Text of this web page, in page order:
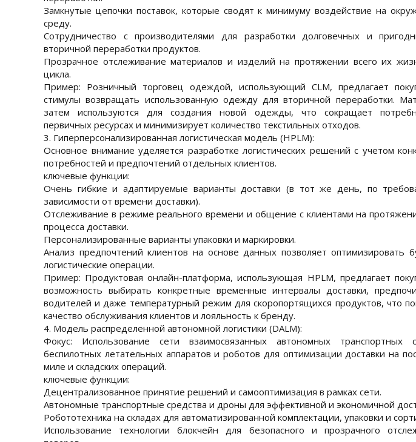
Замкнутые цепочки поставок, которые сводят к минимуму воздействие на
среду.
Сотрудничество с производителями для разработки долговечных и
вторичной переработки продуктов.
Прозрачное отслеживание материалов и изделий на протяжении всего их
цикла.
Пример: Розничный торговец одеждой, использующий CLM, предлагает
стимулы возвращать использованную одежду для вторичной переработки.
затем используются для создания новой одежды, что сокращает
первичных ресурсах и минимизирует количество текстильных отходов.
3. Гиперперсонализированная логистическая модель (HPLM):
Основное внимание уделяется разработке логистических решений с учетом
потребностей и предпочтений отдельных клиентов.
ключевые функции:
Очень гибкие и адаптируемые варианты доставки (в тот же день, по
зависимости от времени доставки).
Отслеживание в режиме реального времени и общение с клиентами на
процесса доставки.
Персонализированные варианты упаковки и маркировки.
Анализ предпочтений клиентов на основе данных позволяет оптимизировать
логистические операции.
Пример: Продуктовая онлайн-платформа, использующая HPLM, предлагает
возможность выбирать конкретные временные интервалы доставки,
водителей и даже температурный режим для скоропортящихся продуктов, что
качество обслуживания клиентов и лояльность к бренду.
4. Модель распределенной автономной логистики (DALM):
Фокус: Использование сети взаимосвязанных автономных транспортных
беспилотных летательных аппаратов и роботов для оптимизации доставки на
миле и складских операций.
ключевые функции:
Децентрализованное принятие решений и самооптимизация в рамках сети.
Автономные транспортные средства и дроны для эффективной и экономичной
Робототехника на складах для автоматизированной комплектации, упаковки и
Использование технологии блокчейн для безопасного и прозрачного